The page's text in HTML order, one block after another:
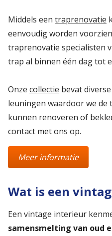
Middels een traprenovatie
eenvoudig worden
traprenovatie specialisten
trap al binnen één dag tot
Onze collectie bevat
leuningen waardoor we de
kunnen renoveren of
contact met ons op.
Meer informatie
Wat is een
Een vintage interieur
samensmelting van oud